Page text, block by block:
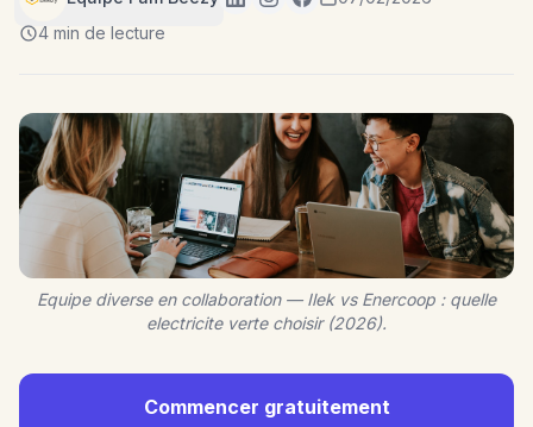
4 min de lecture
Equipe diverse en collaboration — Ilek vs Enercoop : quelle
electricite verte choisir (2026).
Commencer gratuitement